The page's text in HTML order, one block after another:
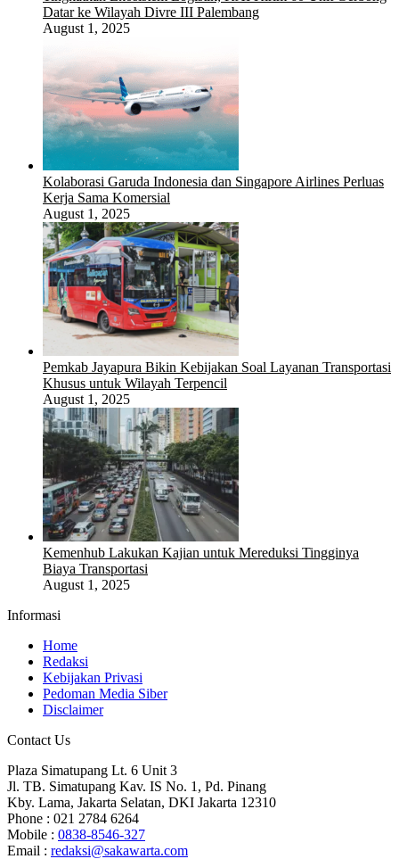
Datar ke Wilayah Divre III Palembang
August 1, 2025
Kolaborasi Garuda Indonesia dan Singapore Airlines Perluas
Kerja Sama Komersial
August 1, 2025
Pemkab Jayapura Bikin Kebijakan Soal Layanan Transportasi
Khusus untuk Wilayah Terpencil
August 1, 2025
Kemenhub Lakukan Kajian untuk Mereduksi Tingginya
Biaya Transportasi
August 1, 2025
Informasi
Home
Redaksi
Kebijakan Privasi
Pedoman Media Siber
Disclaimer
Contact Us
Plaza Simatupang Lt. 6 Unit 3
Jl. TB. Simatupang Kav. IS No. 1, Pd. Pinang
Kby. Lama, Jakarta Selatan, DKI Jakarta 12310
Phone : 021 2784 6264
Mobile : 0838-8546-327
Email : redaksi@sakawarta.com